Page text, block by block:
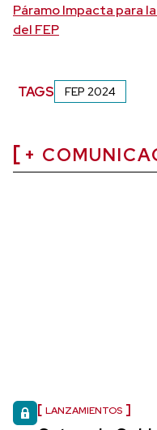
Páramo Impacta para
del FEP
TAGS FEP 2024
+
LANZAMIENTOS